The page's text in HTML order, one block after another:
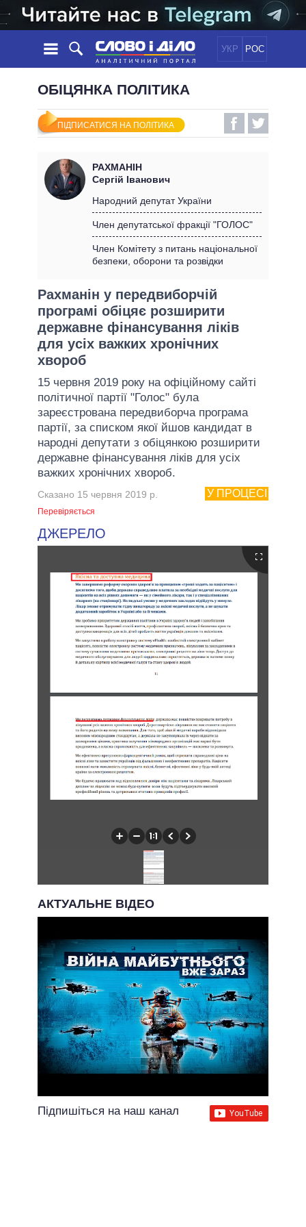
УКР РОС
НОВИНИ
СТРІЧКА
ПОДІЇ
СТАТТІ
ДУМКИ
ОГЛЯДИ
ДАЙДЖЕСТИ
ПОЛІТИКА
ЕКОНОМІКА
СВІТ
ОБIЦЯНКИ
УСІ ПОЛІТИКИ
ПРЕЗИДЕНТ І ОФІС
КАБІНЕТ МІНІСТРІВ
ГОЛОВИ ОБЛАДМІНІСТРАЦІЙ
ВСІ ПЕРСОНИ
ІНФОГРАФІКА
ВІДЕО
ПІДТРИМАТИ
ПОРІВНЯННЯ ПОЛІТИКІВ
ОБІЦЯНКА ПОЛІТИКА
ПІДПИСАТИСЯ НА ПОЛІТИКА
РАХМАНІН
Сергій Іванович
Народний депутат України
Член депутатської фракції "ГОЛОС"
Член Комітету з питань національної
безпеки, оборони та розвідки
Рахманін у передвиборчій
програмі обіцяє розширити
державне фінансування ліків
для усіх важких хронічних
хвороб
15 червня 2019 року на офіційному сайті
політичної партії "Голос" була
зареєстрована передвиборча програма
партії, за списком якої йшов кандидат в
народні депутати з обіцянкою розширити
державне фінансування ліків для усіх
важких хронічних хвороб.
У ПРОЦЕСІ
Сказано 15 червня 2019 р.
Перевіряється
ДЖЕРЕЛО
АКТУАЛЬНЕ ВІДЕО
Підпишіться на наш канал